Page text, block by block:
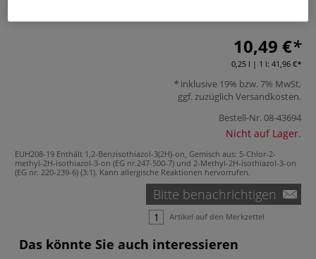
10,49 €
0,25 l | 1 l: 41,96 €
inklusive 19% bzw. 7% MwSt,
ggf. zuzüglich Versandkosten.
Bestell-Nr.08-43694
Nicht auf Lager.
EUH208-19 Enthält 1,2-Benzisothiazol-3(2H)-on, Gemisch aus: 5-Chlor-2-
methyl-2H-isothiazol-3-on (EG nr.247-500-7) und 2-Methyl-2H-isothiazol-3-on
(EG nr. 220-239-6) (3:1). Kann allergische Reaktionen hervorrufen.
Bitte benachrichtigen
Artikel auf den Merkzettel
Das könnte Sie auch interessieren